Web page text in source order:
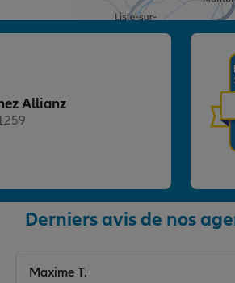
Allianz
Derniers avis de nos
Maxime T.